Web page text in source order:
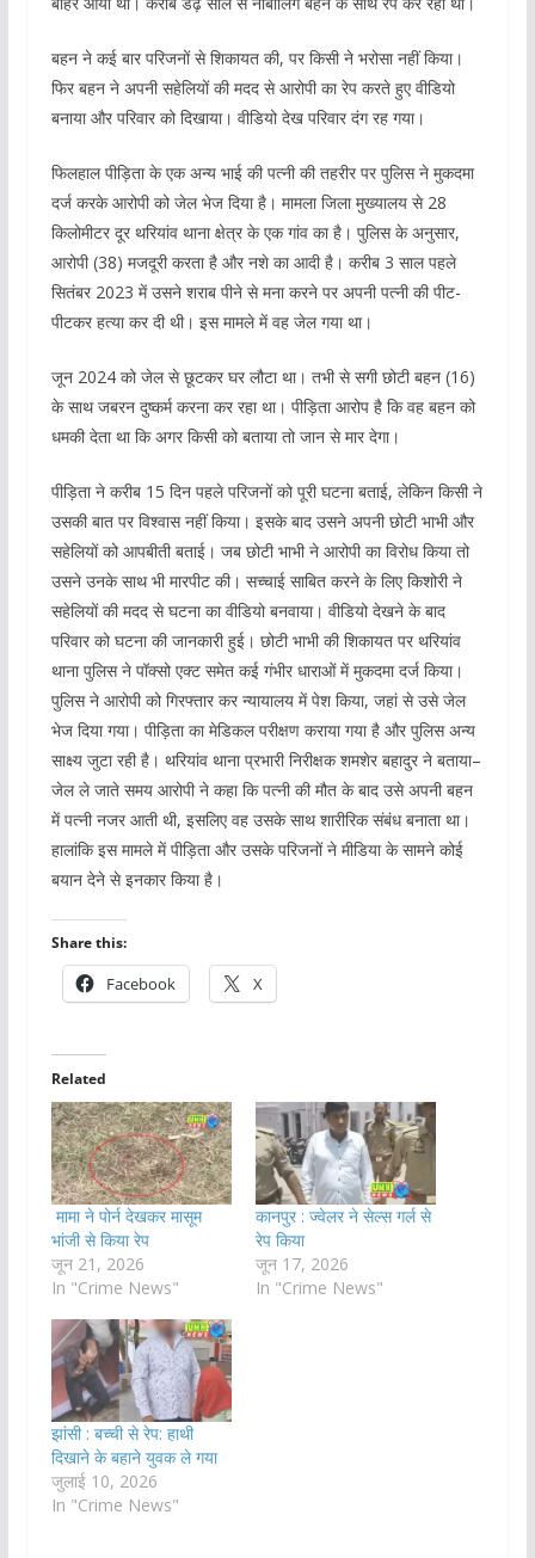
बहन ने कई बार परिजनों से शिकायत की, पर किसी ने भरोसा नहीं किया।
फिर बहन ने अपनी सहेलियों की मदद से आरोपी का रेप करते हुए वीडियो
बनाया और परिवार को दिखाया। वीडियो देख परिवार दंग रह गया।
फिलहाल पीड़िता के एक अन्य भाई की पत्नी की तहरीर पर पुलिस ने मुकदमा
दर्ज करके आरोपी को जेल भेज दिया है। मामला जिला मुख्यालय से 28
किलोमीटर दूर थरियांव थाना क्षेत्र के एक गांव का है। पुलिस के अनुसार,
आरोपी (38) मजदूरी करता है और नशे का आदी है। करीब 3 साल पहले
सितंबर 2023 में उसने शराब पीने से मना करने पर अपनी पत्नी की पीट-
पीटकर हत्या कर दी थी। इस मामले में वह जेल गया था।
जून 2024 को जेल से छूटकर घर लौटा था। तभी से सगी छोटी बहन (16)
के साथ जबरन दुष्कर्म करना कर रहा था। पीड़िता आरोप है कि वह बहन को
धमकी देता था कि अगर किसी को बताया तो जान से मार देगा।
पीड़िता ने करीब 15 दिन पहले परिजनों को पूरी घटना बताई, लेकिन किसी ने
उसकी बात पर विश्वास नहीं किया। इसके बाद उसने अपनी छोटी भाभी और
सहेलियों को आपबीती बताई। जब छोटी भाभी ने आरोपी का विरोध किया तो
उसने उनके साथ भी मारपीट की। सच्चाई साबित करने के लिए किशोरी ने
सहेलियों की मदद से घटना का वीडियो बनवाया। वीडियो देखने के बाद
परिवार को घटना की जानकारी हुई। छोटी भाभी की शिकायत पर थरियांव
थाना पुलिस ने पॉक्सो एक्ट समेत कई गंभीर धाराओं में मुकदमा दर्ज किया।
पुलिस ने आरोपी को गिरफ्तार कर न्यायालय में पेश किया, जहां से उसे जेल
भेज दिया गया। पीड़िता का मेडिकल परीक्षण कराया गया है और पुलिस अन्य
साक्ष्य जुटा रही है। थरियांव थाना प्रभारी निरीक्षक शमशेर बहादुर ने बताया–
जेल ले जाते समय आरोपी ने कहा कि पत्नी की मौत के बाद उसे अपनी बहन
में पत्नी नजर आती थी, इसलिए वह उसके साथ शारीरिक संबंध बनाता था।
हालांकि इस मामले में पीड़िता और उसके परिजनों ने मीडिया के सामने कोई
बयान देने से इनकार किया है।
Share this:
Facebook X
Related
मामा ने पोर्न देखकर मासूम
भांजी से किया रेप
जून 21, 2026
In "Crime News"
कानपुर : ज्वेलर ने सेल्स गर्ल से
रेप किया
जून 17, 2026
In "Crime News"
झांसी : बच्ची से रेप: हाथी
दिखाने के बहाने युवक ले गया
जुलाई 10, 2026
In "Crime News"